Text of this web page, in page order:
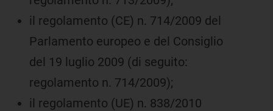
il regolamento (CE) n. 714/2009 del
Parlamento europeo e del Consiglio
del 19 luglio 2009 (di seguito:
regolamento n. 714/2009);
il regolamento (UE) n. 838/2010